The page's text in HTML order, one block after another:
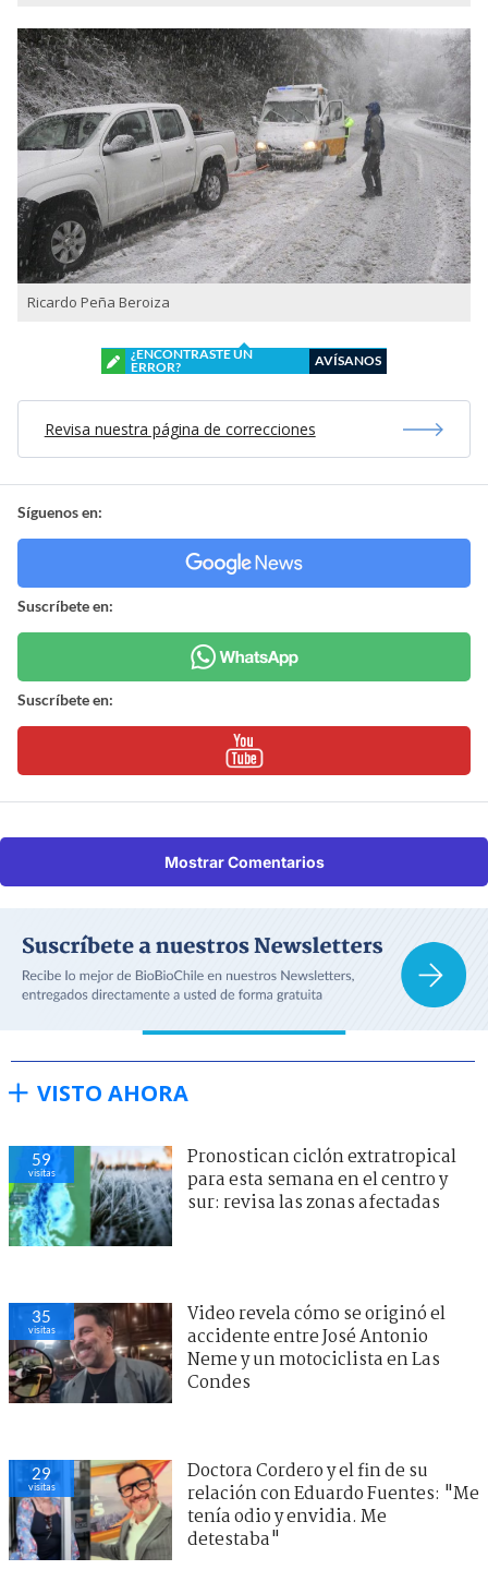
Ricardo Peña Beroiza
¿ENCONTRASTE UN
ERROR?
AVÍSANOS
Revisa nuestra página de correcciones
Síguenos en:
Suscríbete en:
Suscríbete en:
Mostrar Comentarios
VISTO AHORA
59
visitas
Pronostican ciclón extratropical
para esta semana en el centro y
sur: revisa las zonas afectadas
35
visitas
Video revela cómo se originó el
accidente entre José Antonio
Neme y un motociclista en Las
Condes
29
visitas
Doctora Cordero y el fin de su
relación con Eduardo Fuentes: "Me
tenía odio y envidia. Me
detestaba"